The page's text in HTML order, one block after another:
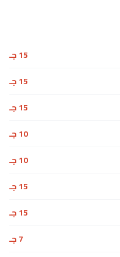
15 جـ
15 جـ
15 جـ
10 جـ
10 جـ
15 جـ
15 جـ
7 جـ